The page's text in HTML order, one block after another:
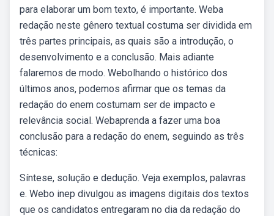
para elaborar um bom texto, é importante. Weba
redação neste gênero textual costuma ser dividida em
três partes principais, as quais são a introdução, o
desenvolvimento e a conclusão. Mais adiante
falaremos de modo. Webolhando o histórico dos
últimos anos, podemos afirmar que os temas da
redação do enem costumam ser de impacto e
relevância social. Webaprenda a fazer uma boa
conclusão para a redação do enem, seguindo as três
técnicas:
Síntese, solução e dedução. Veja exemplos, palavras
e. Webo inep divulgou as imagens digitais dos textos
que os candidatos entregaram no dia da redação do